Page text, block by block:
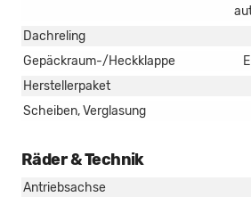
Dachreling
Gepäckraum-/Heckklappe
Herstellerpaket
Scheiben, Verglasung
Räder & Technik
Antriebsachse